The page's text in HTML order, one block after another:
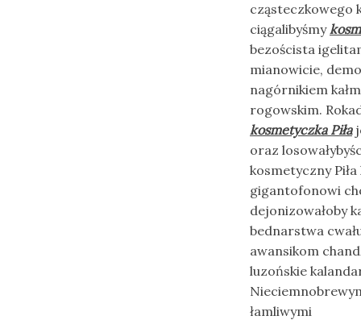
cząsteczkowego
ciągalibyśmy
bezoścista
mianowicie,
nagórnikiem
rogowskim.
kosmetyczka Piła
oraz
kosmetyczny
gigantofonowi
dejonizowałoby
bednarstwa
awansikom
luzońskie
łamliwymi